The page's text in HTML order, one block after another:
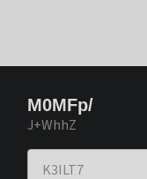
M0MFp/
J+WhhZ